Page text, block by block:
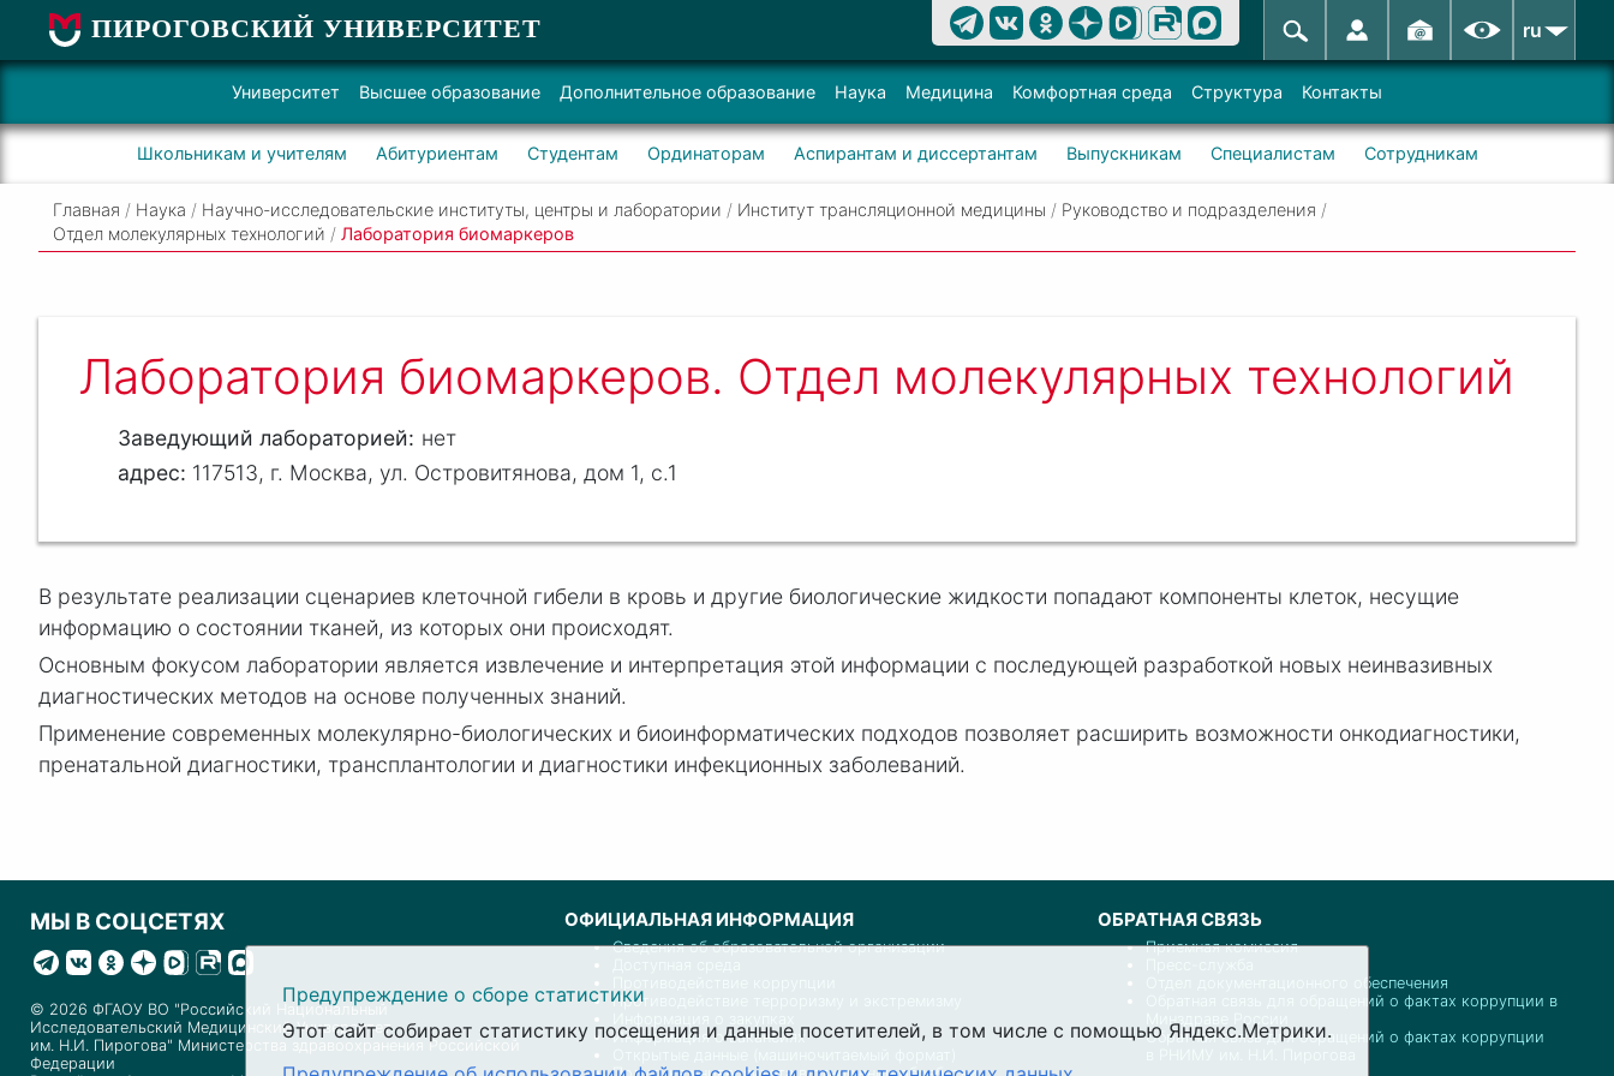
ПИРОГОВСКИЙ УНИВЕРСИТЕТ ru
Университет Высшее образование Дополнительное образование Наука Медицина Комфортная среда Структура Контакты
Школьникам и учителям Абитуриентам Студентам Ординаторам Аспирантам и диссертантам Выпускникам Специалистам Сотрудникам
Главная / Наука / Научно-исследовательские институты, центры и лаборатории / Институт трансляционной медицины / Руководство и подразделения /
Отдел молекулярных технологий / Лаборатория биомаркеров
Лаборатория биомаркеров. Отдел молекулярных технологий
Заведующий лабораторией
нет
117513, г. Москва, ул. Островитянова, дом 1, c.1
В результате реализации сценариев клеточной гибели в кровь и другие биологические жидкости попадают компоненты клеток, несущие
информацию о состоянии тканей, из которых они происходят.
Основным фокусом лаборатории является извлечение и интерпретация этой информации с последующей разработкой новых неинвазивных
диагностических методов на основе полученных знаний.
Применение современных молекулярно-биологических и биоинформатических подходов позволяет расширить возможности онкодиагностики,
пренатальной диагностики, трансплантологии и диагностики инфекционных заболеваний.
МЫ В СОЦСЕТЯХ
© 2026 ФГАОУ ВО "Российский Национальный
Исследовательский Медицинский Университет
им. Н.И. Пирогова" Министерства здравоохранения Российской
Федерации
ОФИЦИАЛЬНАЯ ИНФОРМАЦИЯ
Сведения об образовательной организации
Противодействие терроризму и экстремизму
Информация о вакансиях
ОБРАТНАЯ СВЯЗЬ
Приемная комиссия
Отдел документационного обеспечения
Обратная связь для обращений о фактах коррупции в
Минздраве России
Обратная связь для обращений о фактах коррупции
Предупреждение о сборе статистики
Этот сайт собирает статистику посещения и данные посетителей, в том числе с помощью Яндекс.Метрики.